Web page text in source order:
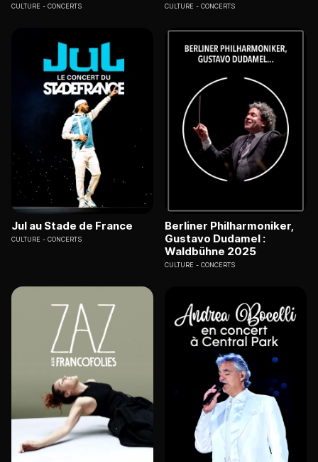
CULTURE CONCERTS CULTURE CONCERTS
Jul au Stade de France
CULTURE CONCERTS
Berliner Philharmoniker,
Gustavo Dudamel :
Waldbühne 2025
CULTURE CONCERTS